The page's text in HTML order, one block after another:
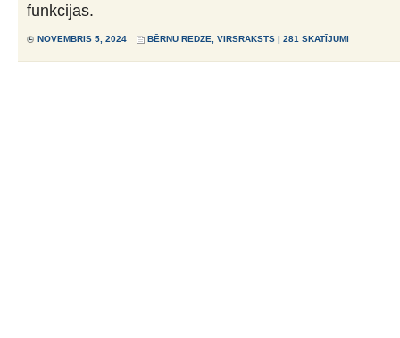
funkcijas.
NOVEMBRIS 5, 2024 BĒRNU REDZE VIRSRAKSTS | 281 SKATĪJUMI